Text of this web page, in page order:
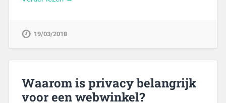
19/03/2018
Waarom is privacy belangrijk
voor een webwinkel?